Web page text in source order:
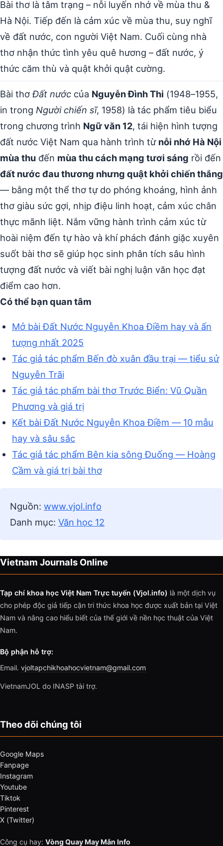
Bài thơ là tâm trạng – nỗi luyến nhớ về mùa thu &
Hà Nội. Tiếp đến là cảm xúc về mùa thu, suy nghĩ
về đất nước, con người Việt Nam. Cuối cùng nhà
thơ nhận thức tình yêu quê hương – đất nước, ý
thức căm thù và quật khởi quật cường.
Bài thơ Đất nước của Nguyễn Đình Thi (1948–1955,
in trong Người chiến sĩ, 1958) là tác phẩm tiêu biểu
trong chương trình Ngữ văn 12, tái hiện hình tượng
đất nước Việt Nam qua hành trình từ nỗi nhớ Hà Nội
mùa thu đến mùa thu cách mạng tươi sáng rồi đến
đất nước đau thương nhưng quật khởi chiến thắng
— bằng một thể thơ tự do phóng khoáng, hình ảnh
thơ giàu sức gợi, nhịp điệu linh hoạt, cảm xúc chân
thực mãnh liệt. Nắm vững hành trình cảm xúc từ
hoài niệm đến tự hào và khí phách đánh giặc xuyên
suốt bài thơ sẽ giúp học sinh phân tích sâu hình
tượng đất nước và viết bài nghị luận văn học đạt
điểm cao hơn.
Có thể bạn quan tâm
Mở bài Đất Nước Nguyễn Khoa Điềm hay và ấn
tượng nhất 2025
Tác giả tác phẩm Bến đò xuân đầu trại — tiểu sử
Nguyễn Trãi
Tác giả tác phẩm bài thơ Trước Biển: Vũ Quần
Phương và giá trị
Kết bài Đất Nước Nguyễn Khoa Điềm — 10 mẫu
hay và sâu sắc
Tác giả tác phẩm Bên kia sông Đuống — Hoàng
Cầm và giá trị bài thơ
Nguồn: www.vjol.info
Danh mục: Văn học 12
Vietnam Journals Online
Tạp chí khoa học Việt Nam Trực tuyến (Vjol.info) là một dịch vụ
cho phép độc giả tiếp cận tri thức khoa học được xuất bản tại Việt
Nam và nâng cao hiểu biết của thế giới về nền học thuật của Việt
Nam.
Bộ phận hỗ trợ:
Email. vjoltapchikhoahocvietnam@gmail.com
VietnamJOL do INASP tài trợ.
Theo dõi chúng tôi
Google Maps
Fanpage
Instagram
Youtube
Tiktok
Pinterest
X (Twitter)
Công cụ hay: Vòng Quay May Mắn Info